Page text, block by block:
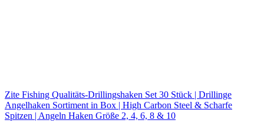
Zite Fishing Qualitäts-Drillingshaken Set 30 Stück | Drillinge
Angelhaken Sortiment in Box | High Carbon Steel & Scharfe
Spitzen | Angeln Haken Größe 2, 4, 6, 8 & 10